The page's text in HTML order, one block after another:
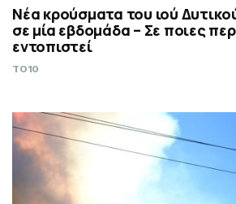
Νέα κρούσματα του ιού
σε μία εβδομάδα – Σε ποιες
εντοπιστεί
TO10